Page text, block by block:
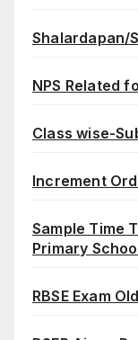
Shalardapan/
NPS Related
Class wise-
Increment
Sample Time
Primary
RBSE Exam